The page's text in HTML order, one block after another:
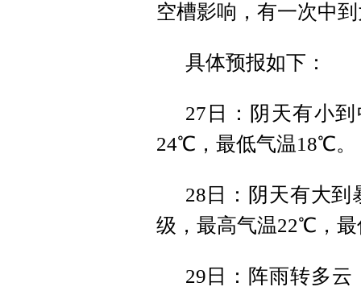
空槽影响，有一次中
具体预报如下：
27日：阴天有小
24℃，最低气温18℃。
28日：阴天有大
级，最高气温22℃，
29日：阵雨转多